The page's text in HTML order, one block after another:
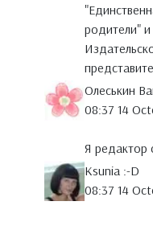
родители"
Олеськин
08:37 14
Я редактор
Ksunia :-D
08:37 14